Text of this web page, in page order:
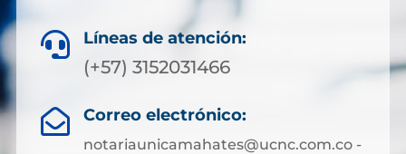
 Líneas de atención:
(+57) 3152031466
 Correo electrónico:
notariaunicamahates@ucnc.com.co -